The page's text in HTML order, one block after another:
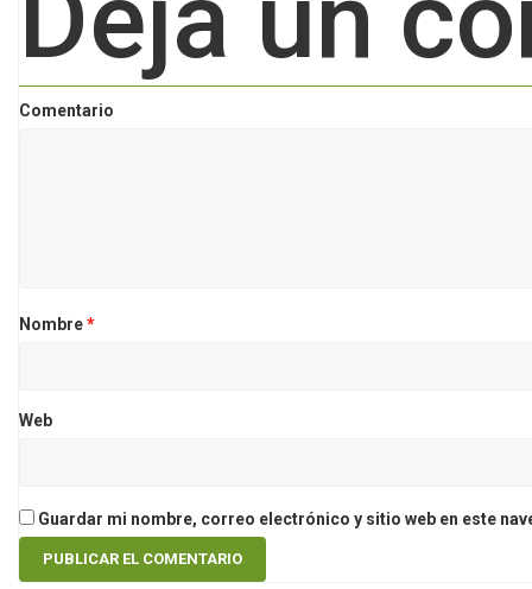
Comentario
Nombre*
Web
Guardar mi nombre, correo electrónico y sitio web en este